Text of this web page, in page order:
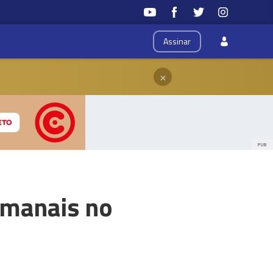
Assinar
×
PUB
no